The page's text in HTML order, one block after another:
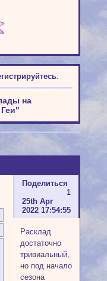
.
на
Поделиться
1
25th Apr
2022 17:54:55
Расклад
достаточно
тривиальный,
но под начало
сезона